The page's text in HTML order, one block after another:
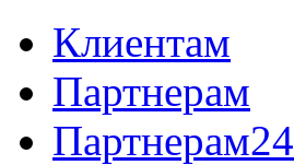
Клиентам
Партнерам
Партнерам24